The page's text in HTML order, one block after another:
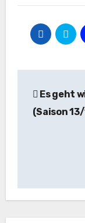
Es geht
(Saison